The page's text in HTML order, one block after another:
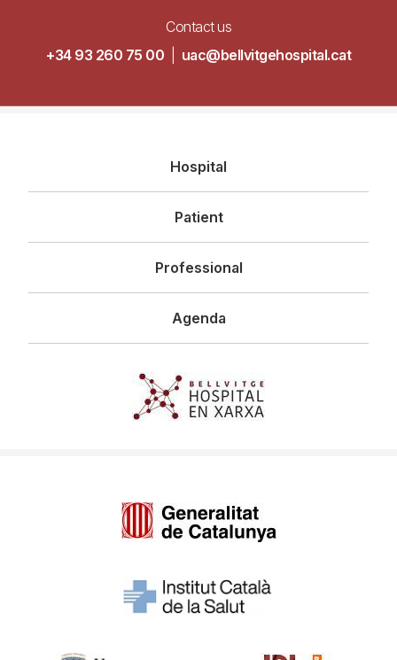
Contact us
+34 93 260 75 00
uac@bellvitgehospital.cat
principal
Hospital
Patient
Professional
Agenda